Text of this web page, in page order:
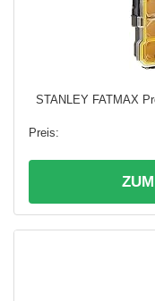
STANLEY FATMAX